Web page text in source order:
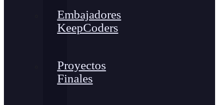
Embajadores
KeepCoders
Proyectos
Finales